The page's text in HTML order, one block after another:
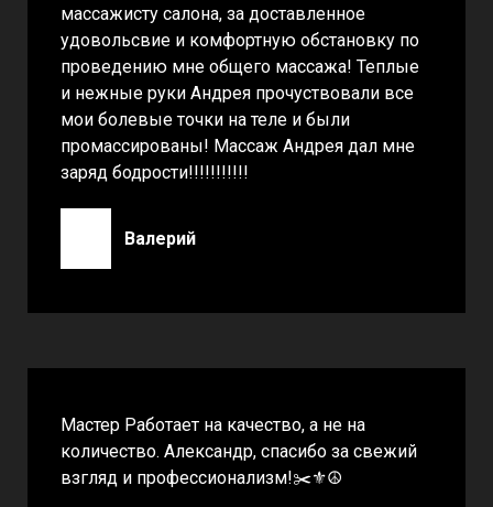
массажисту салона, за доставленное
удовольсвие и комфортную обстановку по
проведению мне общего массажа! Теплые
и нежные руки Андрея прочуствовали все
мои болевые точки на теле и были
промассированы! Массаж Андрея дал мне
заряд бодрости!!!!!!!!!!!
Валерий
Мастер Работает на качество, а не на
количество. Александр, спасибо за свежий
взгляд и профессионализм!✂️⚜️☮️